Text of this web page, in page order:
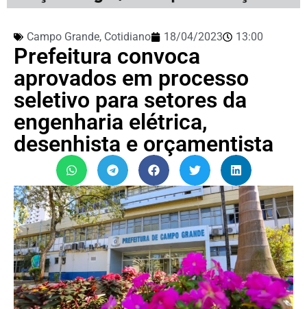
Campo Grande, Cotidiano 18/04/2023 13:00
Prefeitura convoca
aprovados em processo
seletivo para setores da
engenharia elétrica,
desenhista e orçamentista